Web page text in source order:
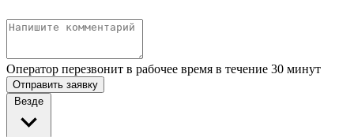
Оператор перезвонит в рабочее время в течение 30 минут
Отправить заявку
Везде